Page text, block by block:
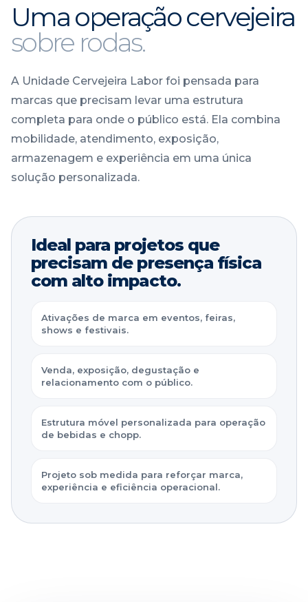
Uma operação cervejeira
sobre rodas.
A Unidade Cervejeira Labor foi pensada para
marcas que precisam levar uma estrutura
completa para onde o público está. Ela combina
mobilidade, atendimento, exposição,
armazenagem e experiência em uma única
solução personalizada.
Ideal para projetos que
precisam de presença física
com alto impacto.
Ativações de marca em eventos, feiras,
shows e festivais.
Venda, exposição, degustação e
relacionamento com o público.
Estrutura móvel personalizada para operação
de bebidas e chopp.
Projeto sob medida para reforçar marca,
experiência e eficiência operacional.